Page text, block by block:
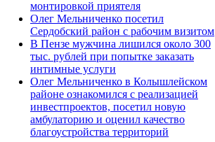
монтировкой приятеля
Олег Мельниченко посетил
Сердобский район с рабочим визитом
В Пензе мужчина лишился около 300
тыс. рублей при попытке заказать
интимные услуги
Олег Мельниченко в Колышлейском
районе ознакомился с реализацией
инвестпроектов, посетил новую
амбулаторию и оценил качество
благоустройства территорий